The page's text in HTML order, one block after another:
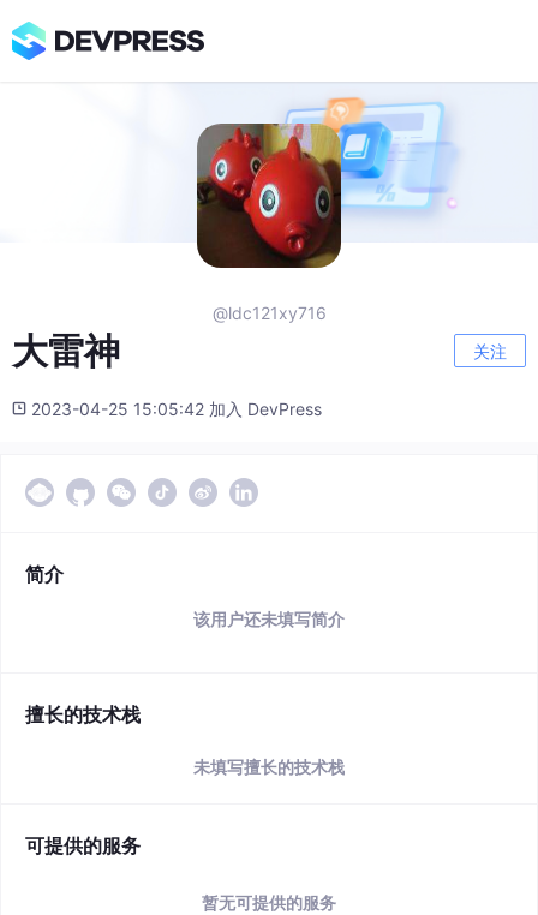
@ldc121xy716
大雷神 关注
2023-04-25 15:05:42 加入 DevPress
简介
该用户还未填写简介
擅长的技术栈
未填写擅长的技术栈
可提供的服务
暂无可提供的服务